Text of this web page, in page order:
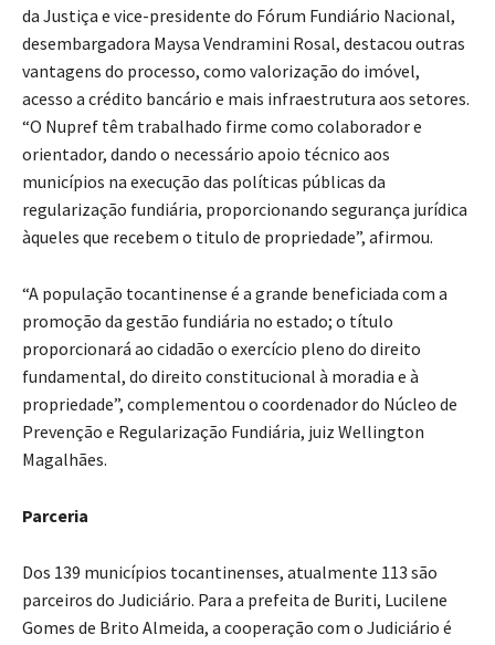
da Justiça e vice-presidente do Fórum Fundiário Nacional,
desembargadora Maysa Vendramini Rosal, destacou outras
vantagens do processo, como valorização do imóvel,
acesso a crédito bancário e mais infraestrutura aos setores.
“O Nupref têm trabalhado firme como colaborador e
orientador, dando o necessário apoio técnico aos
municípios na execução das políticas públicas da
regularização fundiária, proporcionando segurança jurídica
àqueles que recebem o titulo de propriedade”, afirmou.
“A população tocantinense é a grande beneficiada com a
promoção da gestão fundiária no estado; o título
proporcionará ao cidadão o exercício pleno do direito
fundamental, do direito constitucional à moradia e à
propriedade”, complementou o coordenador do Núcleo de
Prevenção e Regularização Fundiária, juiz Wellington
Magalhães.
Parceria
Dos 139 municípios tocantinenses, atualmente 113 são
parceiros do Judiciário. Para a prefeita de Buriti, Lucilene
Gomes de Brito Almeida, a cooperação com o Judiciário é